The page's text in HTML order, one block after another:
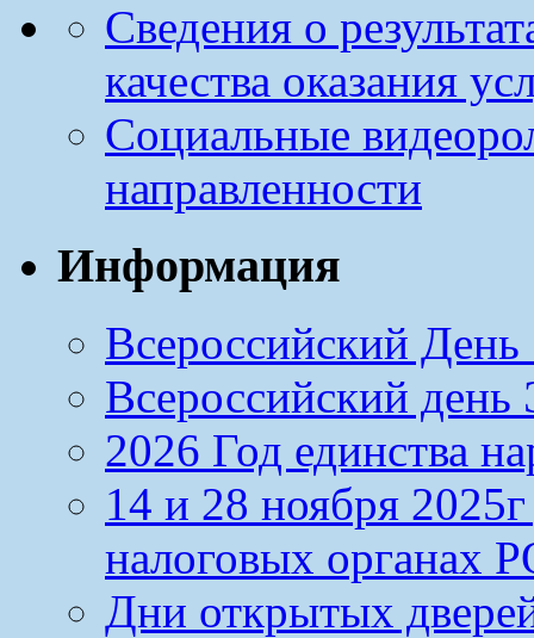
Сведения о
качества оказания
Социальные
направленности
Информация
Всероссийский День
Всероссийский день
2026 Год единства
14 и 28 ноября
налоговых органах
Дни открытых